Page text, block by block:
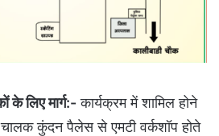
के लिए मार्ग:-कार्यक्रम में शामिल होने
चालक कुंदन पैलेस से एमटी वर्कशॉप होते